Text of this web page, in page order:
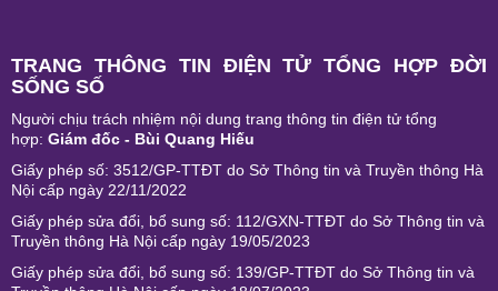
TRANG THÔNG TIN ĐIỆN TỬ TỔNG HỢP ĐỜI
SỐNG SỐ
Người chịu trách nhiệm nội dung trang thông tin điện tử tổng
hợp: Giám đốc - Bùi Quang Hiếu
Giấy phép số: 3512/GP-TTĐT do Sở Thông tin và Truyền thông Hà
Nội cấp ngày 22/11/2022
Giấy phép sửa đổi, bổ sung số: 112/GXN-TTĐT do Sở Thông tin và
Truyền thông Hà Nội cấp ngày 19/05/2023
Giấy phép sửa đổi, bổ sung số: 139/GP-TTĐT do Sở Thông tin và